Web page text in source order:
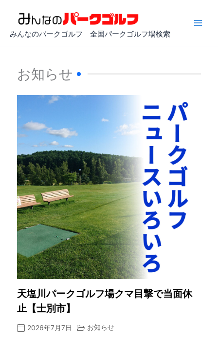
みんなのパークゴルフ 全国パークゴルフ場検索
お知らせ
天塩川パークゴルフ場クマ目撃で当面休
止【士別市】
2026年7月7日 お知らせ